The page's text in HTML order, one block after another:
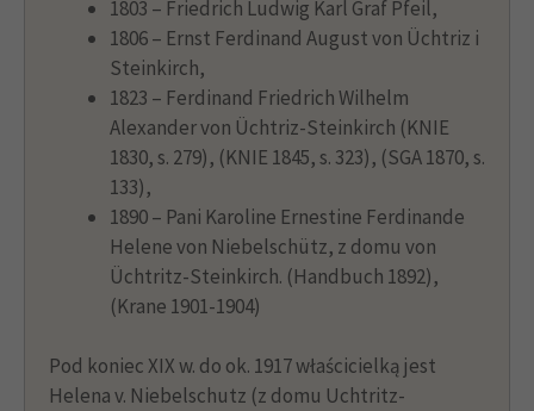
1803 – Friedrich Ludwig Karl Graf Pfeil,
1806 – Ernst Ferdinand August von Üchtriz i
Steinkirch,
1823 – Ferdinand Friedrich Wilhelm
Alexander von Üchtriz-Steinkirch (KNIE
1830, s. 279), (KNIE 1845, s. 323), (SGA 1870, s.
133),
1890 – Pani Karoline Ernestine Ferdinande
Helene von Niebelschütz, z domu von
Üchtritz-Steinkirch. (Handbuch 1892),
(Krane 1901-1904)
Pod koniec XIX w. do ok. 1917 właścicielką jest
Helena v. Niebelschutz (z domu Uchtritz-